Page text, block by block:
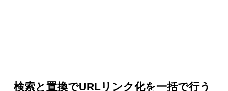
検索と置換でURLリンク化を一括で行う